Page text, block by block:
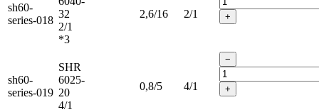
sh60-
series-018
32
2/1
*3
2,6/16 2/1 +
sh60-
series-019
SHR
6025-
20
4/1
0,8/5 4/1
−
+